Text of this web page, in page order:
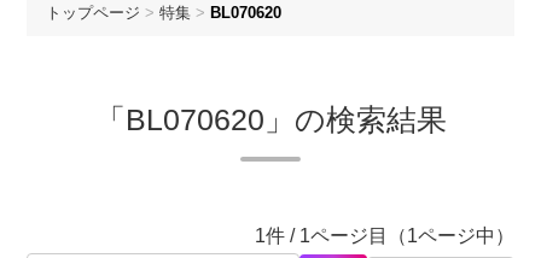
メーカー
限定商品
トップページ > 特集 > BL070620
「BL070620」の検索結果
1件 / 1ページ目（1ページ中）